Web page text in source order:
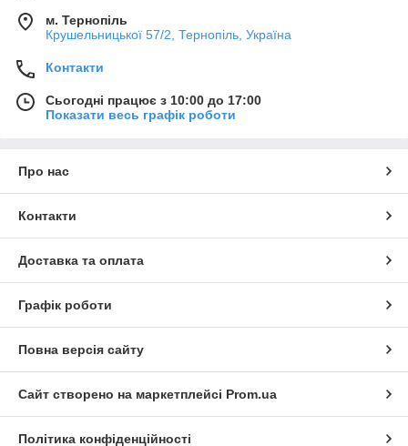
м. Тернопіль
Крушельницької 57/2, Тернопіль, Україна
Контакти
Сьогодні працює з 10:00 до 17:00
Показати весь графік роботи
Про нас
Контакти
Доставка та оплата
Графік роботи
Повна версія сайту
Сайт створено на маркетплейсі Prom.ua
Політика конфіденційності